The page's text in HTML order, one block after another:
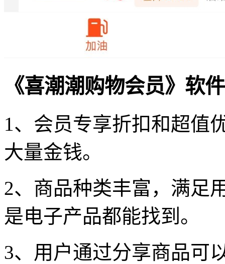
《喜潮潮购物会员》软
1、会员专享折扣和超值
大量金钱。
2、商品种类丰富，满足
是电子产品都能找到。
3、用户通过分享商品可